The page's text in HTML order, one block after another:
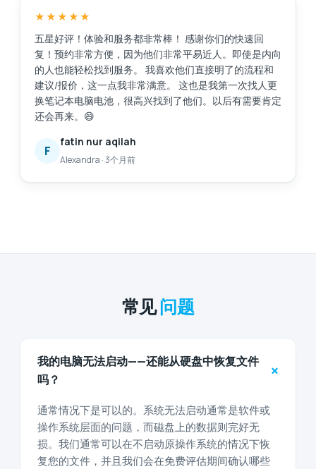
★★★★★
五星好评！体验和服务都非常棒！ 感谢你们的快速回
复！预约非常方便，因为他们非常平易近人。即使是内向
的人也能轻松找到服务。 我喜欢他们直接明了的流程和
建议/报价，这一点我非常满意。 这也是我第一次找人更
换笔记本电脑电池，很高兴找到了他们。以后有需要肯定
还会再来。😄
F
fatin nur aqilah
Alexandra ·3个月前
常见问题
我的电脑无法启动——还能从硬盘中恢复文件
吗？
+
通常情况下是可以的。系统无法启动通常是软件或
操作系统层面的问题，而磁盘上的数据则完好无
损。我们通常可以在不启动原操作系统的情况下恢
复您的文件，并且我们会在免费评估期间确认哪些